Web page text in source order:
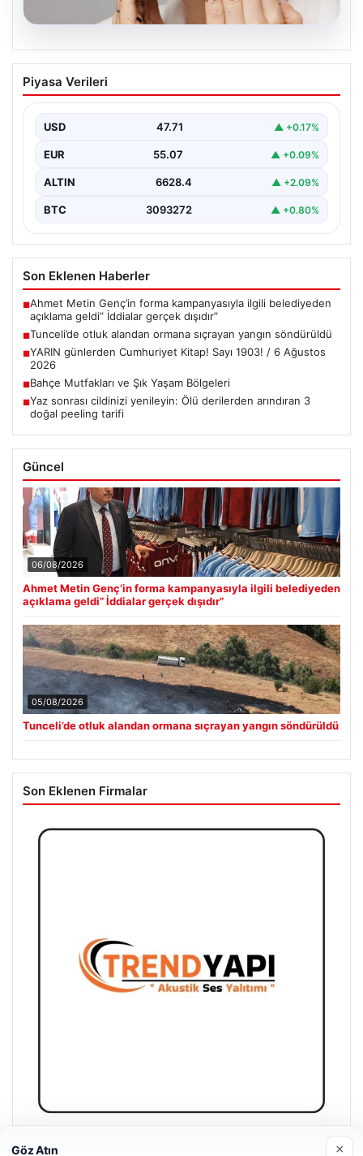
04.08.2026
Yaz sonrası cildinizi yenileyin: Ölü
derilerden arındıran 3 doğal peeling
Piyasa Verileri
USD 47.71 ▲ +0.17%
EUR 55.07 ▲ +0.09%
ALTIN 6628.4 ▲ +2.09%
BTC 3093272 ▲ +0.80%
Son Eklenen Haberler
■Ahmet Metin Genç’in forma kampanyasıyla ilgili belediyeden
açıklama geldi” İddialar gerçek dışıdır”
■Tunceli’de otluk alandan ormana sıçrayan yangın söndürüldü
■YARIN günlerden Cumhuriyet Kitap! Sayı 1903! / 6 Ağustos
2026
■Bahçe Mutfakları ve Şık Yaşam Bölgeleri
■Yaz sonrası cildinizi yenileyin: Ölü derilerden arındıran 3
doğal peeling tarifi
Güncel
06/08/2026
Ahmet Metin Genç’in forma kampanyasıyla ilgili belediyeden
açıklama geldi” İddialar gerçek dışıdır”
05/08/2026
Tunceli’de otluk alandan ormana sıçrayan yangın söndürüldü
Son Eklenen Firmalar
Trend Yapı Akustik
Göz Atın ×